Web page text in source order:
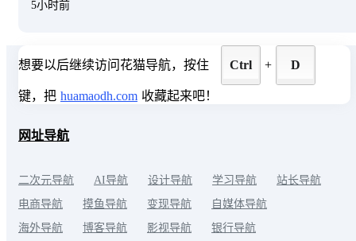
5小时前
想要以后继续访问花猫导航，按住 Ctrl + D
键，把 huamaodh.com 收藏起来吧！
网址导航
二次元导航 AI导航 设计导航 学习导航
站长导航
电商导航
摸鱼导航 变现导航
自媒体导航
海外导航
博客导航 影视导航 银行导航